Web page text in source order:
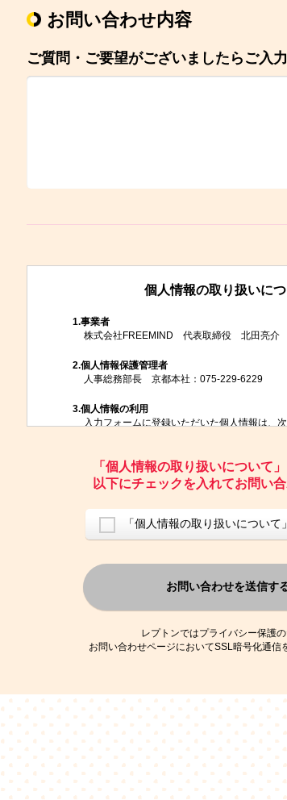
お問い合わせ内容
ご質問・ご要望がございましたらご入
個人情報の取り扱いに
1.事業者
株式会社FREEMIND 代表取締役 北田亮介
2.個人情報保護管理者
人事総務部長 京都本社：075-229-6229
3.個人情報の利用
入力フォームに登録いただいた個人情報は、
お問い合わせにお答えするため
レプトンのキャンペーンや新商品（新サー
ご案内するため
ご利用者の個人情報を、本人が特定されな
上で、広告・宣伝・販売促進活動に役立て
なお、この利用目的を超えた個人情報の取扱
れ以外の目的で個人情報を利用することはあり
※当社の保有する個人情報と第三者広告配信
を、本人が特定されないデータに不可逆変換
業者においてマッチングを行い、その結果に
4.
個人情報の第三者への提供
当社は、次の場合を除き、ご本人の同意なし
することはありません。
ご本人の同意がある場合
法令に基づく場合
人の生命、身体または財産の保護のため
本人の同意を得ることが困難である場合
「個人情報の取り扱いについて
以下にチェックを入れてお問い
「個人情報の取り扱いについて
お問い合わせを送信す
レプトンではプライバシー保護の
お問い合わせページにおいてSSL暗号化通信